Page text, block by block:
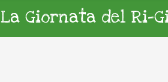
La Giornata del Ri-